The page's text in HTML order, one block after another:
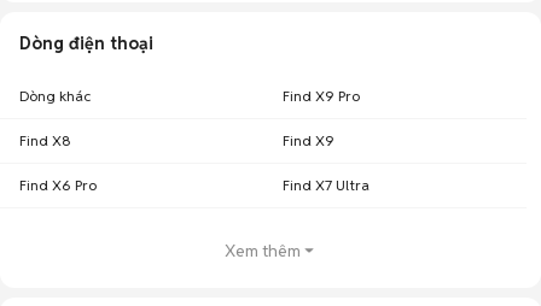
Dòng điện thoại
Dòng khác Find X9 Pro
Find X8 Find X9
Find X6 Pro Find X7 Ultra
Xem thêm